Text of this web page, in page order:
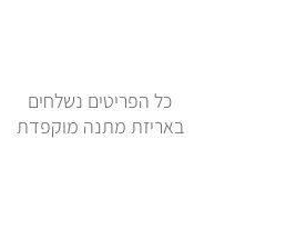
כל הפריטים נשלחים
באריזת מתנה מוקפדת